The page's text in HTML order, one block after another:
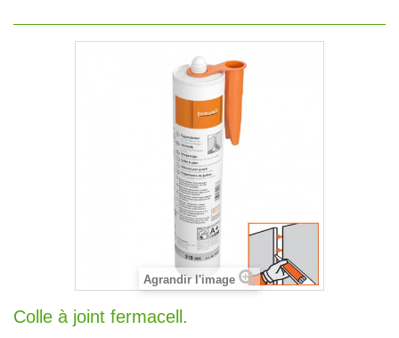
Agrandir l'image
Colle à joint fermacell.